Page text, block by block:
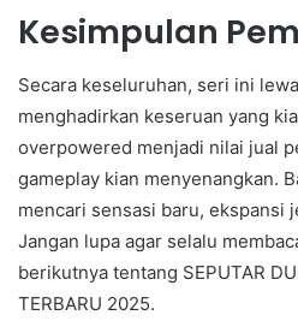
Kesimpulan
Secara keseluruhan, seri ini
menghadirkan keseruan yang
overpowered menjadi nilai jual
gameplay kian menyenangkan.
mencari sensasi baru, ekspansi
Jangan lupa agar selalu
berikutnya tentang SEPUTAR
TERBARU 2025.